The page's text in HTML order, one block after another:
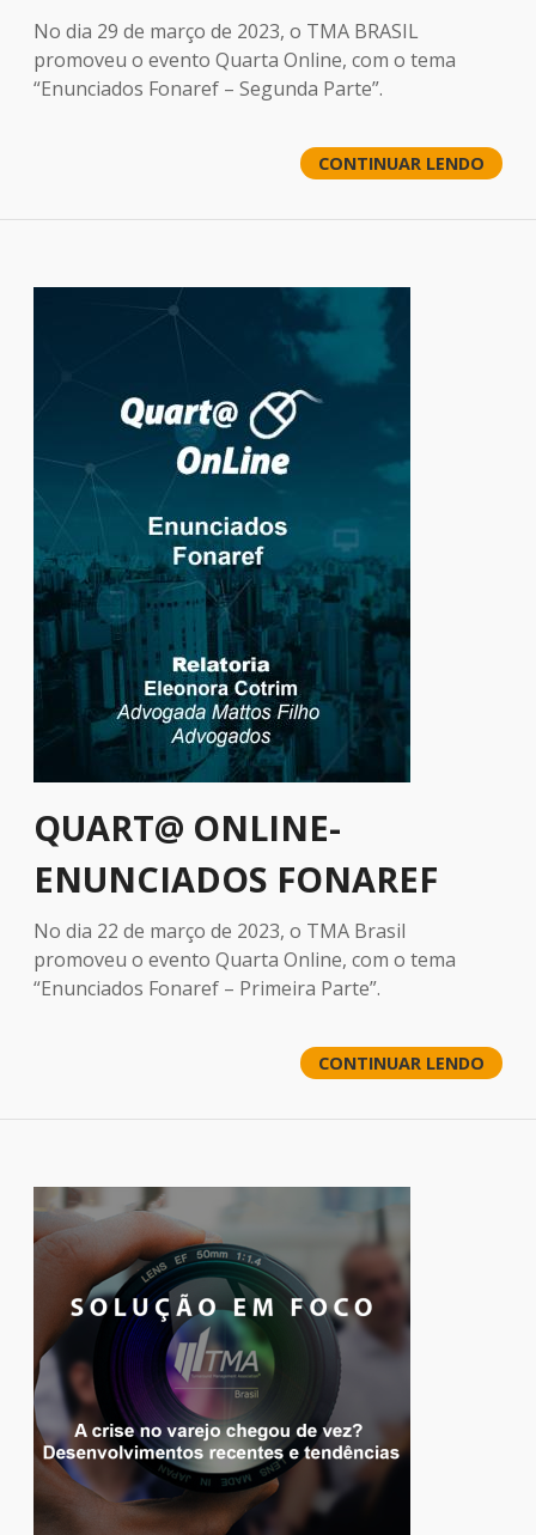
No dia 29 de março de 2023, o TMA BRASIL
promoveu o evento Quarta Online, com o tema
“Enunciados Fonaref – Segunda Parte”.
CONTINUAR LENDO
QUART@ ONLINE-
ENUNCIADOS FONAREF
No dia 22 de março de 2023, o TMA Brasil
promoveu o evento Quarta Online, com o tema
“Enunciados Fonaref – Primeira Parte”.
CONTINUAR LENDO